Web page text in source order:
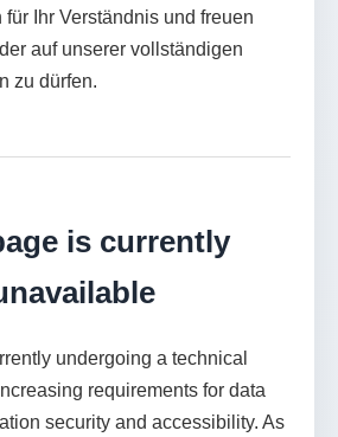
Ihr Verständnis und freuen
auf unserer vollständigen
zu dürfen.
is currently
undergoing a technical
requirements for data
security and accessibility. As